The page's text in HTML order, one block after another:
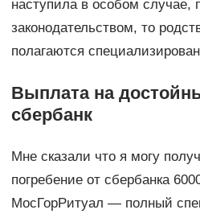
наступила в особом случае,
законодательством, то
полагаются
Выплата на
сбербанк
Мне сказали что я могу
погребение от сбербанка
МосГорРитуал — полный